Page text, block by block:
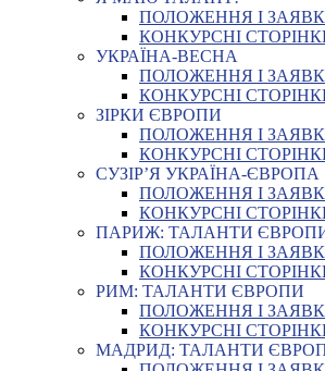
ПОЛОЖЕННЯ І
КОНКУРСНІ
УКРАЇНА-ВЕСНА
ПОЛОЖЕННЯ І
КОНКУРСНІ
ЗІРКИ ЄВРОПИ
ПОЛОЖЕННЯ І
КОНКУРСНІ
СУЗІР’Я УКРАЇНА-ЄВРОПА
ПОЛОЖЕННЯ І
КОНКУРСНІ
ПАРИЖ: ТАЛАНТИ
ПОЛОЖЕННЯ І
КОНКУРСНІ
РИМ: ТАЛАНТИ ЄВРОПИ
ПОЛОЖЕННЯ І
КОНКУРСНІ
МАДРИД: ТАЛАНТИ